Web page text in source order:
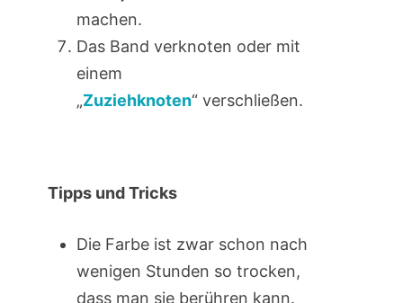
machen.
Das Band verknoten oder mit
einem
„Zuziehknoten“ verschließen.
Tipps und Tricks
Die Farbe ist zwar schon nach
wenigen Stunden so trocken,
dass man sie berühren kann.